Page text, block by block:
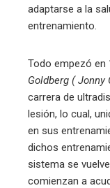
adaptarse a la
entrenamiento.
Todo empezó
Goldberg ( Jonny
carrera de
lesión, lo cual,
en sus
dichos
sistema se
comienzan a